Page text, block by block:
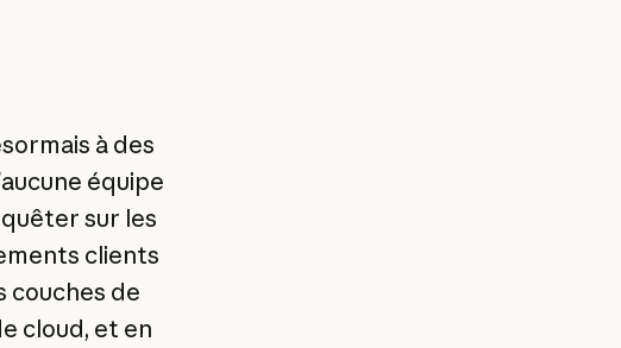
à des
équipe
sur les
clients
couches de
cloud, et en